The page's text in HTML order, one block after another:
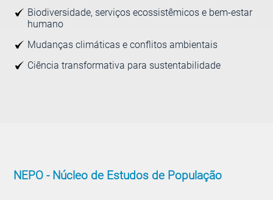
Biodiversidade, serviços ecossistêmicos e bem-estar
humano
Mudanças climáticas e conflitos ambientais
Ciência transformativa para sustentabilidade
NEPO -Núcleo de Estudos de População